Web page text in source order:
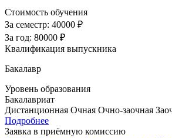
Стоимость обучения
За семестр: 40000 ₽
За год: 80000 ₽
Квалификация выпускника
Бакалавр
Уровень образования
Бакалавриат
Дистанционная Очная Очно-заочная
Подробнее
Заявка в приёмную комиссию